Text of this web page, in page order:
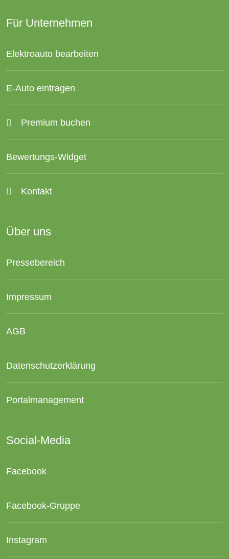
Für Unternehmen
Elektroauto bearbeiten
E-Auto eintragen
Premium buchen
Bewertungs-Widget
Kontakt
Über uns
Pressebereich
Impressum
AGB
Datenschutzerklärung
Portalmanagement
Social-Media
Facebook
Facebook-Gruppe
Instagram